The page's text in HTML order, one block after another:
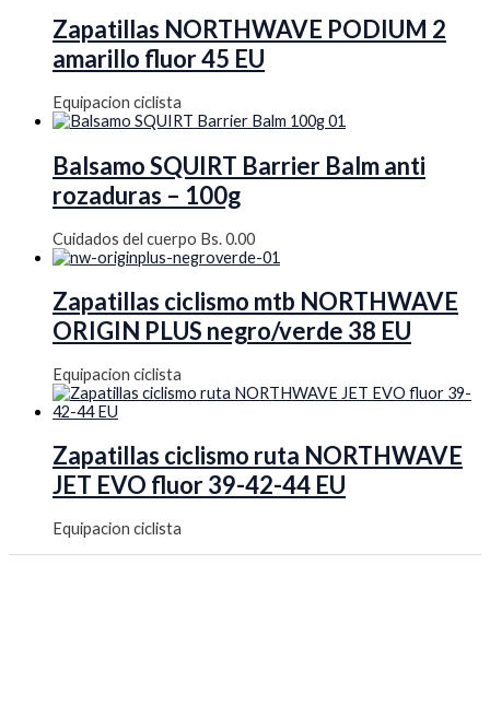
Zapatillas NORTHWAVE PODIUM 2
amarillo fluor 45 EU
Equipacion ciclista
Balsamo SQUIRT Barrier Balm anti
rozaduras – 100g
Cuidados del cuerpo Bs.0.00
Zapatillas ciclismo mtb NORTHWAVE
ORIGIN PLUS negro/verde 38 EU
Equipacion ciclista
Zapatillas ciclismo ruta NORTHWAVE
JET EVO fluor 39-42-44 EU
Equipacion ciclista